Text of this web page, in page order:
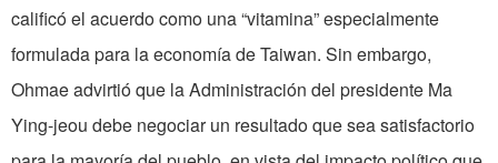
calificó el acuerdo como una “vitamina” especialmente
formulada para la economía de Taiwan. Sin embargo,
Ohmae advirtió que la Administración del presidente Ma
Ying-jeou debe negociar un resultado que sea satisfactorio